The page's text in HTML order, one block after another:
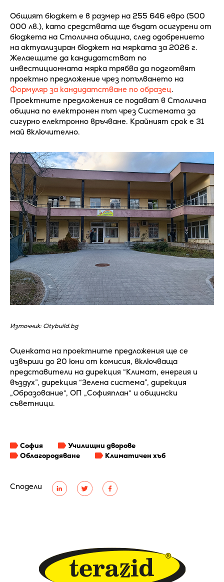
Сподели
Общият бюджет е в размер на 255 646 евро (500
000 лв.), като средствата ще бъдат осигурени от
бюджета на Столична община, след одобрението
на актуализиран бюджет на мярката за 2026 г.
Желаещите да кандидатстват по
инвестиционната мярка трябва да подготвят
проектно предложение чрез попълването на
Формуляр за кандидатстване по образец.
Проектните предложения се подават в Столична
община по електронен път чрез Системата за
сигурно електронно връчване. Крайният срок е 31
май включително.
Източник: Citybuild.bg
Оценката на проектните предложения ще се
извърши до 20 юни от комисия, включваща
представители на дирекция “Климат, енергия и
въздух”, дирекция “Зелена система”, дирекция
„Образование“, ОП „Софияплан“ и общински
съветници.
София
Училищни дворове
Облагородяване
Климатичен хъб